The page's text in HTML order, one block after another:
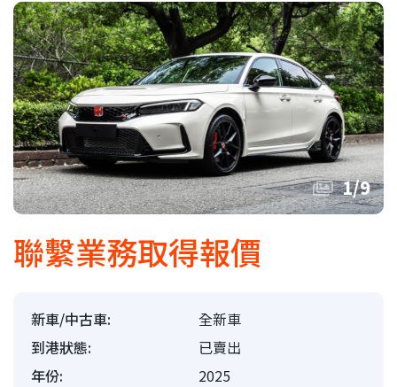
1/9
聯繫業務取得報價
新車/中古車:
全新車
到港狀態:
已賣出
年份:
2025